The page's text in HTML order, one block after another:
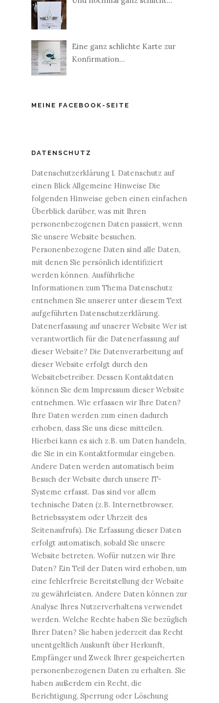
Eine ganz schlichte Karte zur
Konfirmation...
MEINE FACEBOOK-SEITE
DATENSCHUTZ
Datenschutzerklärung 1. Datenschutz auf
einen Blick Allgemeine Hinweise Die
folgenden Hinweise geben einen einfachen
Überblick darüber, was mit Ihren
personenbezogenen Daten passiert, wenn
Sie unsere Website besuchen.
Personenbezogene Daten sind alle Daten,
mit denen Sie persönlich identifiziert
werden können. Ausführliche
Informationen zum Thema Datenschutz
entnehmen Sie unserer unter diesem Text
aufgeführten Datenschutzerklärung.
Datenerfassung auf unserer Website Wer ist
verantwortlich für die Datenerfassung auf
dieser Website? Die Datenverarbeitung auf
dieser Website erfolgt durch den
Websitebetreiber. Dessen Kontaktdaten
können Sie dem Impressum dieser Website
entnehmen. Wie erfassen wir Ihre Daten?
Ihre Daten werden zum einen dadurch
erhoben, dass Sie uns diese mitteilen.
Hierbei kann es sich z.B. um Daten handeln,
die Sie in ein Kontaktformular eingeben.
Andere Daten werden automatisch beim
Besuch der Website durch unsere IT-
Systeme erfasst. Das sind vor allem
technische Daten (z.B. Internetbrowser,
Betriebssystem oder Uhrzeit des
Seitenaufrufs). Die Erfassung dieser Daten
erfolgt automatisch, sobald Sie unsere
Website betreten. Wofür nutzen wir Ihre
Daten? Ein Teil der Daten wird erhoben, um
eine fehlerfreie Bereitstellung der Website
zu gewährleisten. Andere Daten können zur
Analyse Ihres Nutzerverhaltens verwendet
werden. Welche Rechte haben Sie bezüglich
Ihrer Daten? Sie haben jederzeit das Recht
unentgeltlich Auskunft über Herkunft,
Empfänger und Zweck Ihrer gespeicherten
personenbezogenen Daten zu erhalten. Sie
haben außerdem ein Recht, die
Berichtigung, Sperrung oder Löschung